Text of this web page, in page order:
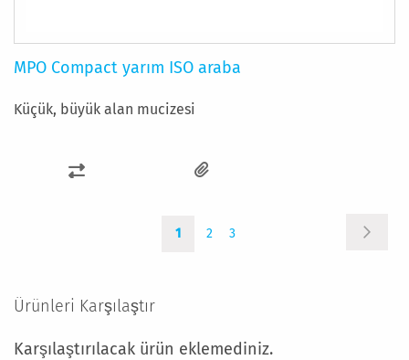
MPO Compact yarım ISO araba
Küçük, büyük alan mucizesi
KARŞILAŞTIRMA
Şu
anda
1
Sayfa
2
Sayfa
3
Ürünleri Karşılaştır
Karşılaştırılacak ürün eklemediniz.